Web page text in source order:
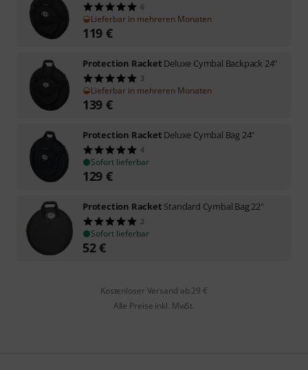
6
Lieferbar in mehreren Monaten
119 €
Protection Racket Deluxe Cymbal Backpack 24"
3
Lieferbar in mehreren Monaten
139 €
Protection Racket Deluxe Cymbal Bag 24"
4
Sofort lieferbar
129 €
Protection Racket Standard Cymbal Bag 22"
2
Sofort lieferbar
52€
Kostenloser Versand ab 29 €
Alle Preise inkl. MwSt.